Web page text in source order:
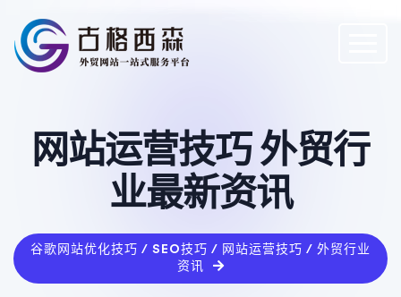
网站运营技巧 外贸行
业最新资讯
谷歌网站优化技巧 / SEO技巧 / 网站运营技巧 / 外贸行业
资讯